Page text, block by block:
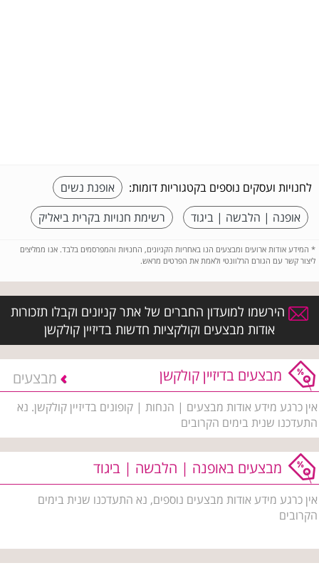
לחנויות ועסקים נוספים בקטגוריות דומות:
אופנת נשים
אופנה | הלבשה | ביגוד
רשימת חנויות בקרית ביאליק
* המידע אודות ארועים ומבצעים הנו באחריות הקניונים, החנויות והמפרסמים בלבד. אנו ממליצים
ליצור קשר עם הגורם הרלוונטי ולאמת את הפרטים מראש.
הירשמו למועדון החברים של אתר קניונים וקבלו תזכורות
אודות מבצעים וקולקציות חדשות בדיזיין קולקשן
מבצעים בדיזיין קולקשן מבצעים
אין כרגע מידע אודות מבצעים | הנחות | קופונים בדיזיין קולקשן. נא
התעדכנו שנית בימים הקרובים
מבצעים באופנה | הלבשה | ביגוד
אין כרגע מידע אודות מבצעים נוספים, נא התעדכנו שנית בימים
הקרובים